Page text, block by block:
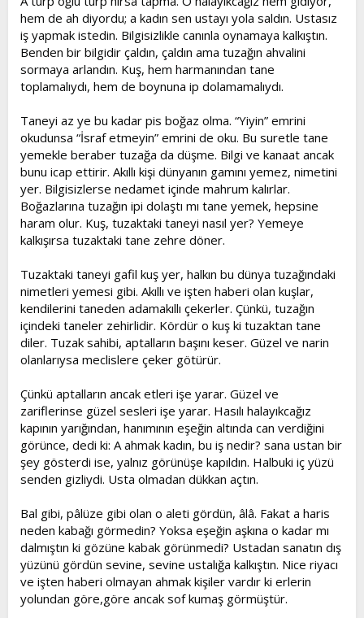
hem de ah diyordu; a kadın sen ustayı yola saldın. Ustasız
iş yapmak istedin. Bilgisizlikle canınla oynamaya kalkıştın.
Benden bir bilgidir çaldın, çaldın ama tuzağın ahvalini
sormaya arlandın. Kuş, hem harmanından tane
toplamalıydı, hem de boynuna ip dolamamalıydı.
Taneyi az ye bu kadar pis boğaz olma. “Yiyin” emrini
okudunsa “İsraf etmeyin” emrini de oku. Bu suretle tane
yemekle beraber tuzağa da düşme. Bilgi ve kanaat ancak
bunu icap ettirir. Akıllı kişi dünyanın gamını yemez, nimetini
yer. Bilgisizlerse nedamet içinde mahrum kalırlar.
Boğazlarına tuzağın ipi dolaştı mı tane yemek, hepsine
haram olur. Kuş, tuzaktaki taneyi nasıl yer? Yemeye
kalkışırsa tuzaktaki tane zehre döner.
Tuzaktaki taneyi gafil kuş yer, halkın bu dünya tuzağındaki
nimetleri yemesi gibi. Akıllı ve işten haberi olan kuşlar,
kendilerini taneden adamakıllı çekerler. Çünkü, tuzağın
içindeki taneler zehirlidir. Kördür o kuş ki tuzaktan tane
diler. Tuzak sahibi, aptalların başını keser. Güzel ve narin
olanlarıysa meclislere çeker götürür.
Çünkü aptalların ancak etleri işe yarar. Güzel ve
zariflerinse güzel sesleri işe yarar. Hasılı halayıkcağız
kapının yarığından, hanımının eşeğin altında can verdiğini
görünce, dedi ki: A ahmak kadın, bu iş nedir? sana ustan bir
şey gösterdi ise, yalnız görünüşe kapıldın. Halbuki iç yüzü
senden gizliydi. Usta olmadan dükkan açtın.
Bal gibi, pâlüze gibi olan o aleti gördün, âlâ. Fakat a haris
neden kabağı görmedin? Yoksa eşeğin aşkına o kadar mı
dalmıştın ki gözüne kabak görünmedi? Ustadan sanatın dış
yüzünü gördün sevine, sevine ustalığa kalkıştın. Nice riyacı
ve işten haberi olmayan ahmak kişiler vardır ki erlerin
yolundan göre,göre ancak sof kumaş görmüştür.